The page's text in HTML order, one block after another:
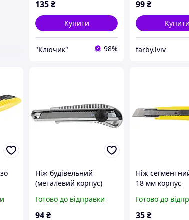
SIGMA (8211031)
135₴
Купити
"Ключик" 98%
99₴
Купити
farby.lviv
Ніж будівельний
(металевий корпус)
замок SIGMA (8211031)
Готово до відправки
94₴
Ніж
18 мм корпус
автоматичний
TM SIGMA
Готово до
35₴